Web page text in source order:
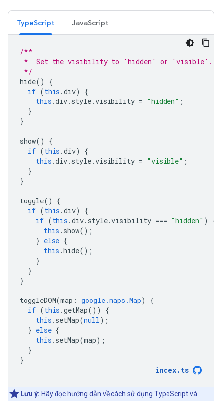
TypeScript JavaScript
/**
*  Set the visibility to 'hidden' or 'visible'.
*/
hide()
{
if (this .div)
{
this .div. style.visibility = "hidden" ;
}
}
show()
{
if (this .div)
{
this .div. style.visibility = "visible" ;
}
}
toggle()
{
if (this .div)
{
if (this .div. style.visibility === "hidden" )
{
this . show();
} else {
this .hide();
}
}
}
toggleDOM(map : google.maps.Map)
{
if (this .getMap())
{
this . setMap(null);
} else {
this . setMap(map);
}
}
index. ts
Lưu ý: Hãy đọc hướng dẫn về cách sử dụng TypeScript và